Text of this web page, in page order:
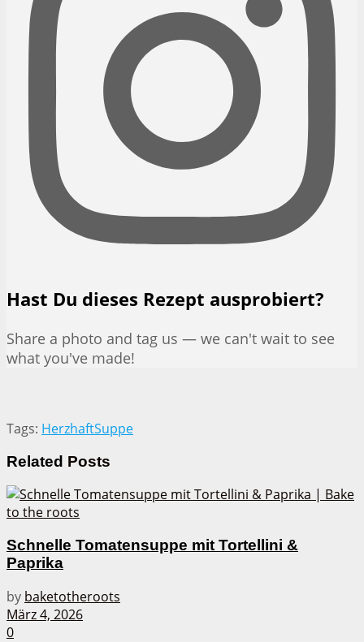
Hast Du dieses Rezept ausprobiert?
Share a photo and tag us — we can't wait to see
what you've made!
Tags: HerzhaftSuppe
Related Posts
Schnelle Tomatensuppe mit Tortellini &
Paprika
by baketotheroots
März 4, 2026
0